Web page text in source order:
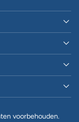
voorbehouden.